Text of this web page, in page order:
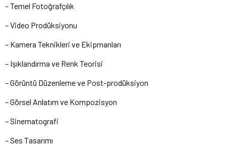
– Temel Fotoğrafçılık
– Video Prodüksiyonu
– Kamera Teknikleri ve Ekipmanları
– Işıklandırma ve Renk Teorisi
– Görüntü Düzenleme ve Post-prodüksiyon
– Görsel Anlatım ve Kompozisyon
– Sinematografi
– Ses Tasarımı